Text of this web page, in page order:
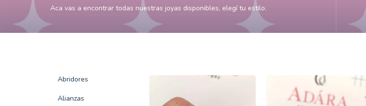
Aca vas a encontrar todas nuestras joyas disponibles, elegí tu estilo.
Abridores
Alianzas